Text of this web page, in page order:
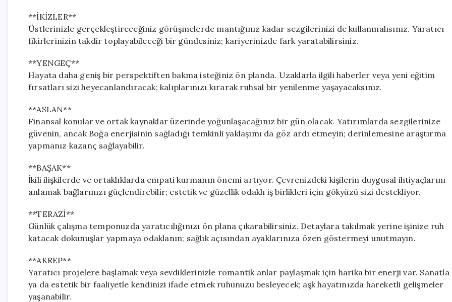
**İKİZLER**
Üstlerinizle gerçekleştireceğiniz görüşmelerde mantığınız kadar sezgilerinizi de kullanmalısınız. Yaratıcı
fikirlerinizin takdir toplayabileceği bir gündesiniz; kariyerinizde fark yaratabilirsiniz.
**YENGEÇ**
Hayata daha geniş bir perspektiften bakma isteğiniz ön planda. Uzaklarla ilgili haberler veya yeni eğitim
fırsatları sizi heyecanlandıracak; kalıplarınızı kırarak ruhsal bir yenilenme yaşayacaksınız.
**ASLAN**
Finansal konular ve ortak kaynaklar üzerinde yoğunlaşacağınız bir gün olacak. Yatırımlarda sezgilerinize
güvenin, ancak Boğa enerjisinin sağladığı temkinli yaklaşımı da göz ardı etmeyin; derinlemesine araştırma
yapmanız kazanç sağlayabilir.
**BAŞAK**
İkili ilişkilerde ve ortaklıklarda empati kurmanın önemi artıyor. Çevrenizdeki kişilerin duygusal ihtiyaçlarını
anlamak bağlarınızı güçlendirebilir; estetik ve güzellik odaklı iş birlikleri için gökyüzü sizi destekliyor.
**TERAZİ**
Günlük çalışma temponuzda yaratıcılığınızı ön plana çıkarabilirsiniz. Detaylara takılmak yerine işinize ruh
katacak dokunuşlar yapmaya odaklanın; sağlık açısından ayaklarınıza özen göstermeyi unutmayın.
**AKREP**
Yaratıcı projelere başlamak veya sevdiklerinizle romantik anlar paylaşmak için harika bir enerji var. Sanatla
ya da estetik bir faaliyetle kendinizi ifade etmek ruhunuzu besleyecek; aşk hayatınızda hareketli gelişmeler
yaşanabilir.